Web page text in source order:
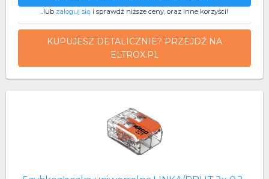
..lub zaloguj się i sprawdź niższe ceny, oraz inne korzyści!
KUPUJESZ DETALICZNIE? PRZEJDŹ NA
ELTROX.PL